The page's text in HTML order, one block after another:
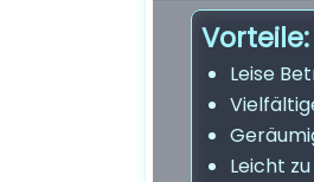
Vorteile:
Leise
Leicht